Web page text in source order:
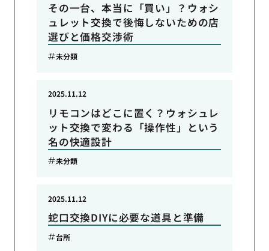
その一台、本当に「買い」？ウォシ
ュレット交換で後悔しないための店
選びと価格交渉術
未分類
リモコンはどこに置く？ウォシュレ
ット交換で変わる「操作性」という
名の快適設計
2025.11.12
未分類
蛇口交換DIYに必要な道具と準備
2025.11.12
台所